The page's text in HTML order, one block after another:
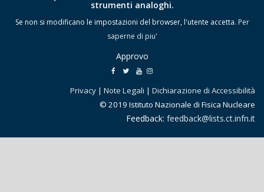
strumenti analoghi.
Se non si modificano le impostazioni del browser, l'utente accetta. Per
saperne di piu'
Approvo
Privacy | Note Legali | Dichiarazione di Accessibilità
© 2019 Istituto Nazionale di Fisica Nucleare
Feedback: feedback@lists.ct.infn.it